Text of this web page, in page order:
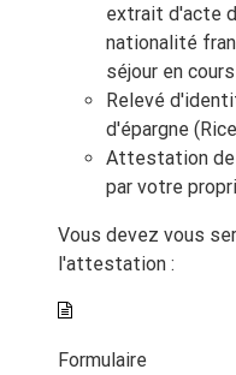
extrait d'acte
nationalité
séjour en
Relevé
d'épargne
Attestation de
par votre
Vous devez vous
l'attestation :
Formulaire